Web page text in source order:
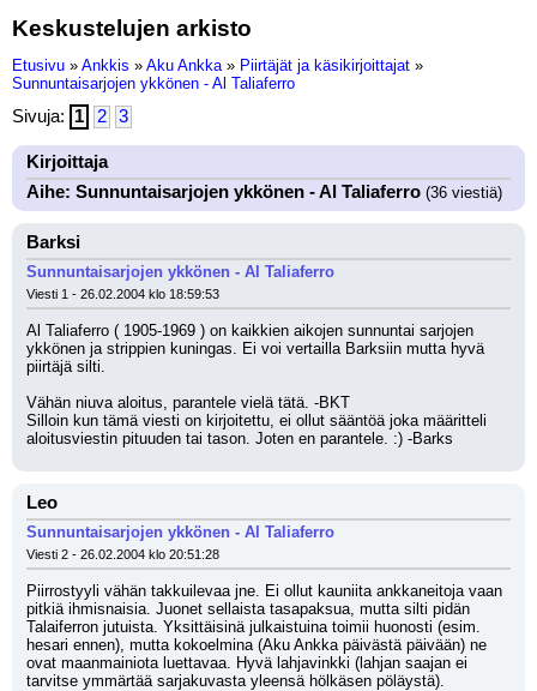
Keskustelujen arkisto
Etusivu » Ankkis » Aku Ankka » Piirtäjät ja käsikirjoittajat »
Sunnuntaisarjojen ykkönen - Al Taliaferro
Sivuja: 1 2 3
Kirjoittaja
Aihe: Sunnuntaisarjojen ykkönen - Al Taliaferro (36 viestiä)
Barksi
Sunnuntaisarjojen ykkönen - Al Taliaferro
Viesti 1 - 26.02.2004 klo 18:59:53
Al Taliaferro ( 1905-1969 ) on kaikkien aikojen sunnuntai sarjojen
ykkönen ja strippien kuningas. Ei voi vertailla Barksiin mutta hyvä
piirtäjä silti.
Vähän niuva aloitus, parantele vielä tätä. -BKT
Silloin kun tämä viesti on kirjoitettu, ei ollut sääntöä joka määritteli
aloitusviestin pituuden tai tason. Joten en parantele. :) -Barks
Leo
Sunnuntaisarjojen ykkönen - Al Taliaferro
Viesti 2 - 26.02.2004 klo 20:51:28
Piirrostyyli vähän takkuilevaa jne. Ei ollut kauniita ankkaneitoja vaan
pitkiä ihmisnaisia. Juonet sellaista tasapaksua, mutta silti pidän
Talaiferron jutuista. Yksittäisinä julkaistuina toimii huonosti (esim.
hesari ennen), mutta kokoelmina (Aku Ankka päivästä päivään) ne
ovat maanmainiota luettavaa. Hyvä lahjavinkki (lahjan saajan ei
tarvitse ymmärtää sarjakuvasta yleensä hölkäsen pöläystä).